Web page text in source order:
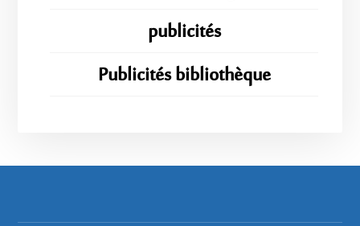
publicités
Publicités bibliothèque